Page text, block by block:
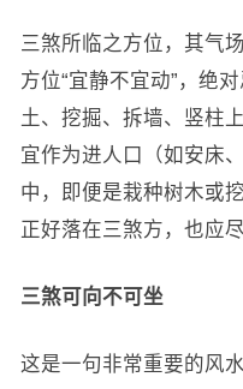
三煞所临之方位，其气
方位“宜静不宜动”，绝
土、挖掘、拆墙、竖柱
宜作为进人口（如安床
中，即便是栽种树木或
正好落在三煞方，也应
三煞可向不可坐
这是一句非常重要的风